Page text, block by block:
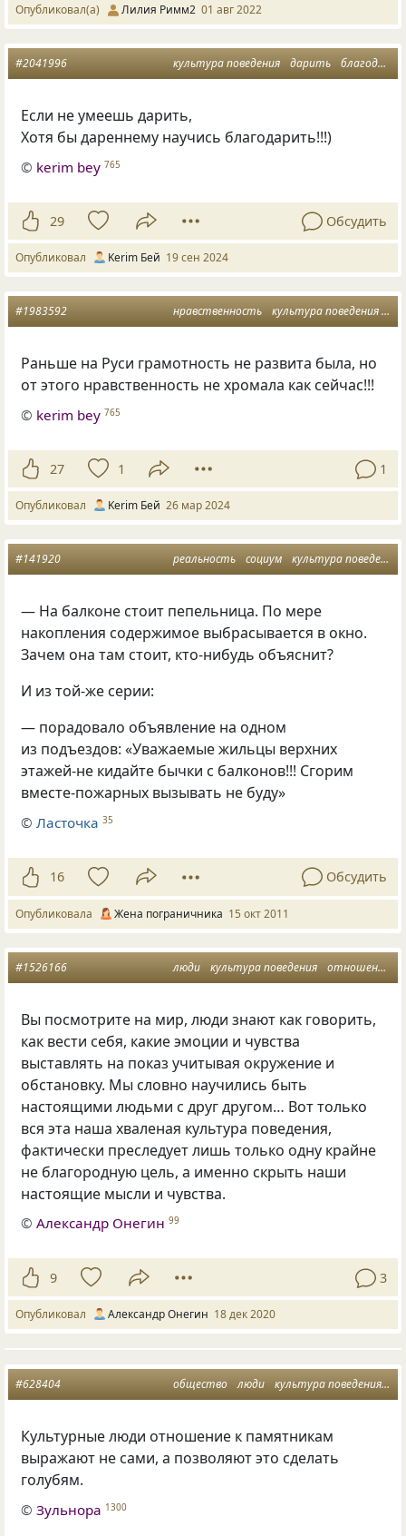
Опубликовал(а) Лилия Римм2 01 авг 2022
культура поведения дарить благодарить
#2041996
Если не умеешь дарить,
Хотя бы дареннему научись благодарить!!!)
© kerim bey 765
29 Обсудить
Опубликовал Kerim Бей 19 сен 2024
нравственность культура поведения
#1983592
Раньше на Руси грамотность не развита была, но
от этого нравственность не хромала как сейчас!!!
© kerim bey 765
27 1 1
Опубликовал Kerim Бей 26 мар 2024
реальность социум культура поведения
#141920
— На балконе стоит пепельница. По мере
накопления содержимое выбрасывается в окно.
Зачем она там стоит, кто-нибудь объяснит?
И из той-же серии:
— порадовало объявление на одном
из подъездов: «Уважаемые жильцы верхних
этажей-не кидайте бычки с балконов!!! Сгорим
вместе-пожарных вызывать не буду»
©Ласточка 35
16 Обсудить
Опубликовала Жена пограничника 15 окт 2011
люди культура поведения отношения между людьми
#1526166
Вы посмотрите на мир, люди знают как говорить,
как вести себя, какие эмоции и чувства
выставлять на показ учитывая окружение и
обстановку. Мы словно научились быть
настоящими людьми с друг другом… Вот только
вся эта наша хваленая культура поведения,
фактически преследует лишь только одну крайне
не благородную цель, а именно скрыть наши
настоящие мысли и чувства.
©Александр Онегин 99
9 3
Опубликовал Александр Онегин 18 дек 2020
общество люди культура поведения
#628404
Культурные люди отношение к памятникам
выражают не сами, а позволяют это сделать
голубям.
©Зульнора 1300